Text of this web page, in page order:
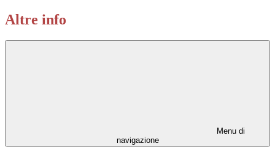
Altre info
Menu di
navigazione